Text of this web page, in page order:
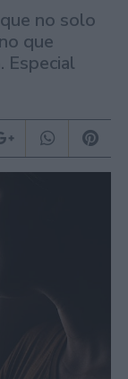
no solo
que
Especial